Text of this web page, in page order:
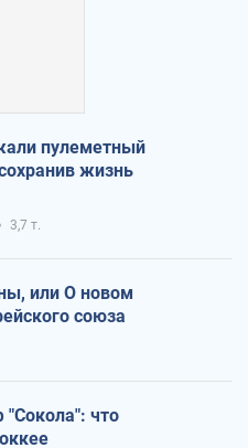
пулеметный
жизнь
3,7 т.
или О новом
союза
что